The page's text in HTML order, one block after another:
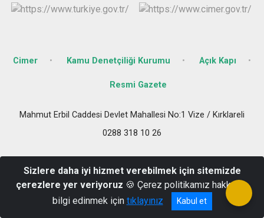
Cimer Kamu Denetçiliği Kurumu Açık Kapı
Resmi Gazete
Mahmut Erbil Caddesi Devlet Mahallesi No:1 Vize / Kırklareli
0288 318 10 26
Sizlere daha iyi hizmet verebilmek için sitemizde
çerezlere yer veriyoruz 🍪 Çerez politikamız hakkında
bilgi edinmek için tıklayınız Kabul et